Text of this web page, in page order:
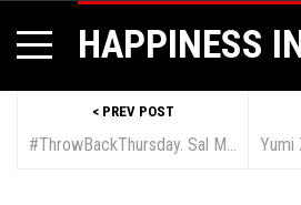
HAPPINESS
< PREV POST
#ThrowBackThursday. Sal Mineo (Xiu Xiu & Eugene Robinson) à la Flèche d’Or. Lundi 4 février